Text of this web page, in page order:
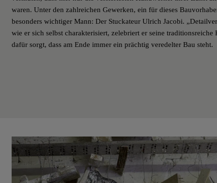
waren. Unter den zahlreichen Gewerken, ein für dieses
besonders wichtiger Mann: Der Stuckateur Ulrich Jacobi.
wie er sich selbst charakterisiert, zelebriert er seine traditionsreiche
dafür sorgt, dass am Ende immer ein prächtig veredelter Bau steht.